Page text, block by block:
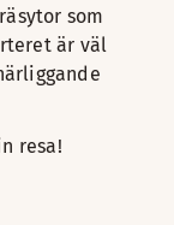
som
är väl
resa!